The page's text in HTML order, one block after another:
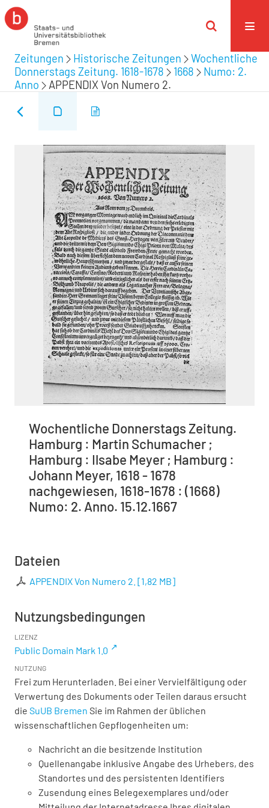
Zeitungen Historische Zeitungen
Wochentliche
Donnerstags Zeitung. 1618-1678
1668
Numo: 2.
Anno
APPENDIX Von Numero 2.
Wochentliche Donnerstags Zeitung.
Hamburg : Martin Schumacher ;
Hamburg : Ilsabe Meyer ; Hamburg :
Johann Meyer, 1618 - 1678
nachgewiesen, 1618-1678 : (1668)
Numo: 2. Anno. 15.12.1667
Dateien
APPENDIX Von Numero 2. [1,82 MB]
Nutzungsbedingungen
LIZENZ
Public Domain Mark 1.0
NUTZUNG
Frei zum Herunterladen. Bei einer Vervielfältigung oder
Verwertung des Dokuments oder Teilen daraus ersucht
die SuUB Bremen Sie im Rahmen der üblichen
wissenschaftlichen Gepflogenheiten um:
Nachricht an die besitzende Institution
Quellenangabe inklusive Angabe des Urhebers, des
Standortes und des persistenten Identifiers
Zusendung eines Belegexemplares und/oder